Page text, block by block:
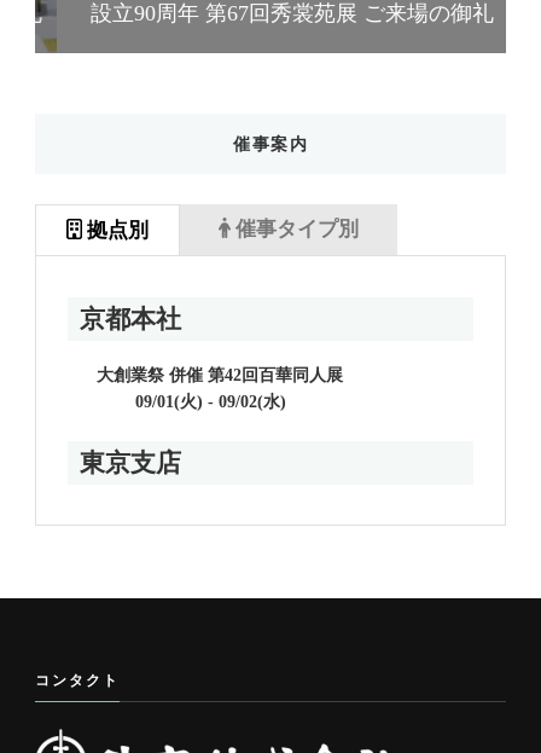
設立90周年 第67回秀裳苑展 ご来場の御礼
催事案内
拠点別
京都本社
大創業祭 併催 第42回百華同人展
09/01(火) - 09/02(水)
東京支店
催事タイプ別
コンタクト